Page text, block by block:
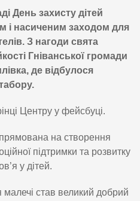
День захисту дітей
і насиченим заходом для
З нагоди свята
Гніванської громади
де відбулося
Центру у фейсбуці.
на створення
підтримки та розвитку
у дітей.
став великий добрий